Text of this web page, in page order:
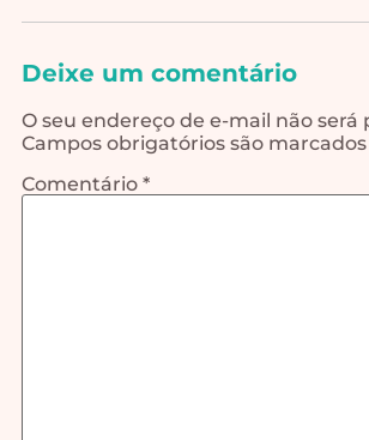
Deixe um comentário
O seu endereço de e-mail não será
Campos obrigatórios são
Comentário *